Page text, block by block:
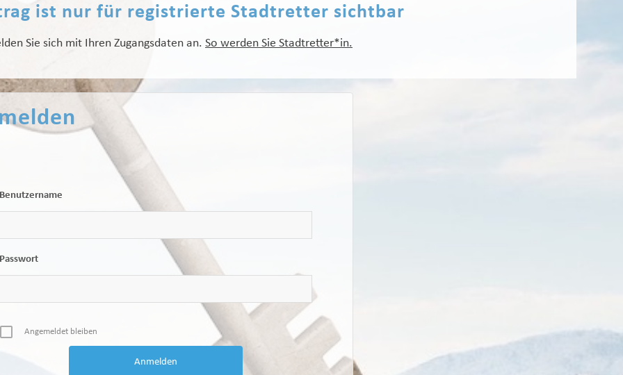
ist nur für registrierte Stadtretter sichtbar
Sie sich mit Ihren Zugangsdaten an. So werden Sie Stadtretter*in.
Angemeldet bleiben